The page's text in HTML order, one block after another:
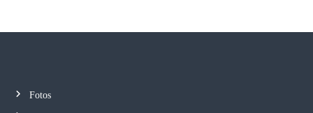
Fotos